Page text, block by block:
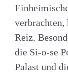
Reiz.
die Si-o-se
Palast und